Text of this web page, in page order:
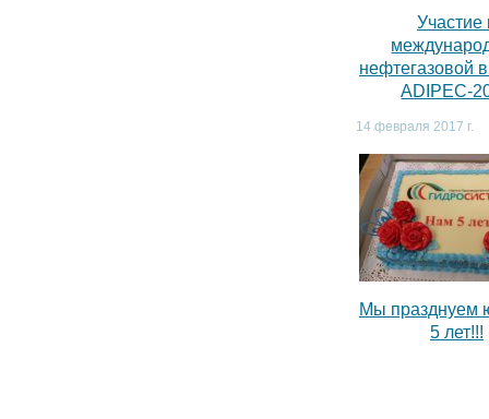
Участие
нефтегазовой
ADIPEC-
14 февраля 2017 г.
Мы празднуем
5 лет!!!